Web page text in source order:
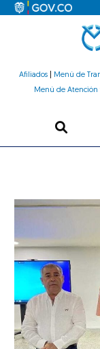
Afiliados| Menú de
Menú de Atención